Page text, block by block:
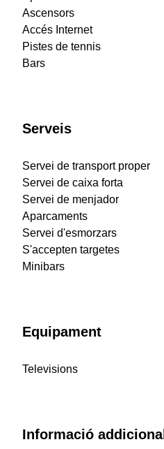
Ascensors
Accés Internet
Pistes de tennis
Bars
Serveis
Servei de transport proper
Servei de caixa forta
Servei de menjador
Aparcaments
Servei d'esmorzars
S'accepten targetes
Minibars
Equipament
Televisions
Informació addicional